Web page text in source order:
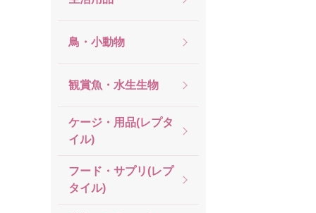
鳥・小動物
観賞魚・水生生物
ケージ・用品(レプタ
イル)
フード・サプリ(レプ
タイル)